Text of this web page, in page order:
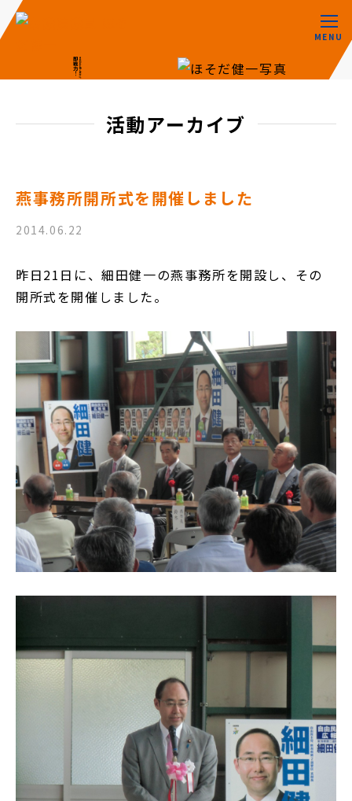
MENU
活動アーカイブ
燕事務所開所式を開催しました
2014.06.22
昨日21日に、細田健一の燕事務所を開設し、その
開所式を開催しました。